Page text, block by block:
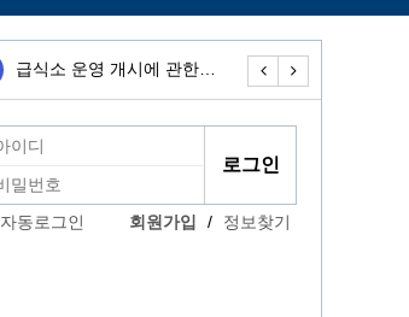
급식소 운영 개시에 관한… 무료급식소 운영
자동로그인 회원가입 / 정보찾기